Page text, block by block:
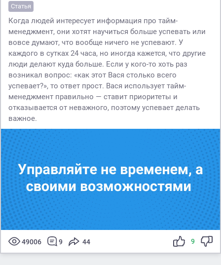
Статья
Когда людей интересует информация про тайм-
менеджмент, они хотят научиться больше успевать или
вовсе думают, что вообще ничего не успевают. У
каждого в сутках 24 часа, но иногда кажется, что другие
люди делают куда больше. Если у кого-то хоть раз
возникал вопрос: «как этот Вася столько всего
успевает?», то ответ прост. Вася использует тайм-
менеджмент правильно — ставит приоритеты и
отказывается от неважного, поэтому успевает делать
важное.
49006 9 44 9